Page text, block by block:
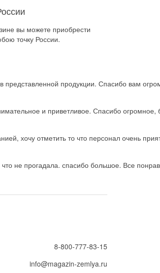
вы можете приобрести
точку России.
продукции. Спасибо вам
и приветливое. Спасибо огромное,
хочу отметить то что персонал очень
не прогадала. спасибо большое. Все
8-800-777-83-15
info@magazin-zemlya.ru